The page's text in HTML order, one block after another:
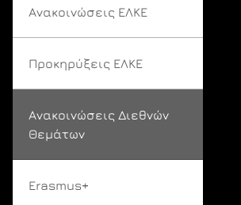
Ανακοινώσεις ΕΛΚΕ
Προκηρύξεις ΕΛΚΕ
Ανακοινώσεις Διεθνών
Θεμάτων
Erasmus+